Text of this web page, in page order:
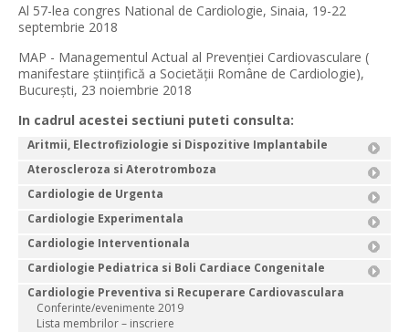
Al 57-lea congres National de Cardiologie, Sinaia, 19-22
septembrie 2018
MAP - Managementul Actual al Prevenției Cardiovasculare (
manifestare științifică a Societății Române de Cardiologie),
Bucureşti, 23 noiembrie 2018
In cadrul acestei sectiuni puteti consulta:
Aritmii, Electrofiziologie si Dispozitive Implantabile
Ateroscleroza si Aterotromboza
Cardiologie de Urgenta
Cardiologie Experimentala
Cardiologie Interventionala
Cardiologie Pediatrica si Boli Cardiace Congenitale
Cardiologie Preventiva si Recuperare Cardiovasculara
Conferinte/evenimente 2019
Lista membrilor – inscriere